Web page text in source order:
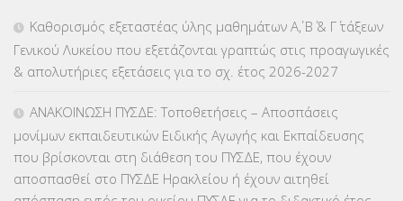
(366)
ΕΠΙΜΟΡΦΩΣΗ Τ.Π.Ε.(10)
ΚΕΣΥ(60)
ΚΕΣΥΠ(109)
Καθορισμός εξεταστέας ύλης μαθημάτων Α΄, Β΄ & Γ΄ τάξεων
Γενικού Λυκείου που εξετάζονται γραπτώς στις προαγωγικές
& απολυτήριες εξετάσεις για το σχ. έτος 2026-2027
ΑΝΑΚΟΙΝΩΣΗ ΠΥΣΔΕ: Τοποθετήσεις – Αποσπάσεις
μονίμων εκπαιδευτικών Ειδικής Αγωγής και Εκπαίδευσης
που βρίσκονται στη διάθεση του ΠΥΣΔΕ, που έχουν
αποσπασθεί στο ΠΥΣΔΕ Ηρακλείου ή έχουν αιτηθεί